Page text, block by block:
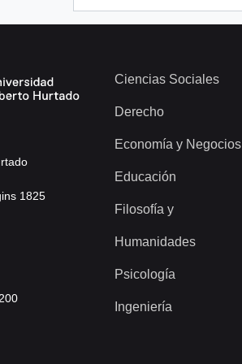
1825
Ciencias Sociales
Derecho
Economía y Negocios
Educación
Filosofía y
Humanidades
Psicología
Ingeniería